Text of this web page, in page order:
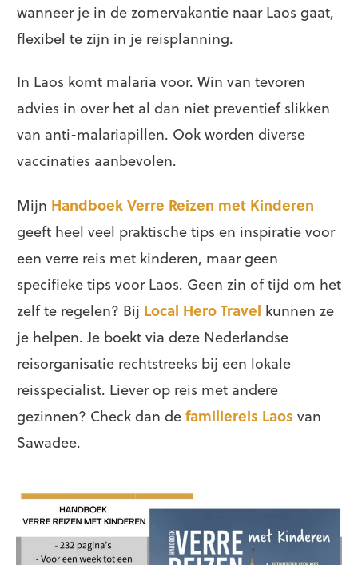
wanneer je in de zomervakantie naar Laos gaat,
flexibel te zijn in je reisplanning.
In Laos komt malaria voor. Win van tevoren
advies in over het al dan niet preventief slikken
van anti-malariapillen. Ook worden diverse
vaccinaties aanbevolen.
Mijn Handboek Verre Reizen met Kinderen
geeft heel veel praktische tips en inspiratie voor
een verre reis met kinderen, maar geen
specifieke tips voor Laos. Geen zin of tijd om het
zelf te regelen? Bij Local Hero Travel kunnen ze
je helpen. Je boekt via deze Nederlandse
reisorganisatie rechtstreeks bij een lokale
reisspecialist. Liever op reis met andere
gezinnen? Check dan defamiliereis Laos van
Sawadee.